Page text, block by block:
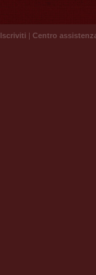
Iscriviti | Centro